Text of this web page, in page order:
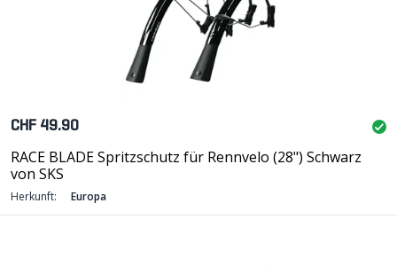
CHF 49.90
RACE BLADE Spritzschutz für Rennvelo (28") Schwarz
von SKS
Herkunft: Europa